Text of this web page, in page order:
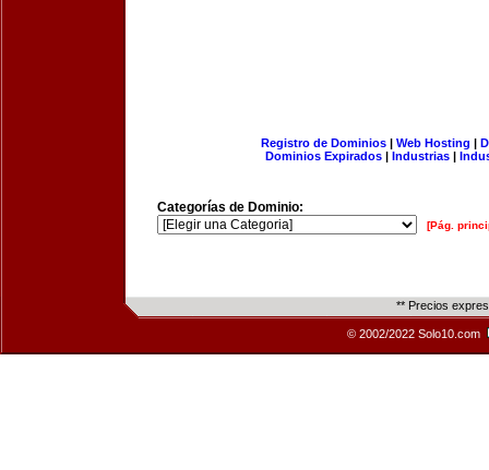
Registro de Dominios| Web Hosting |
Dominios Expirados | Industrias |
Categorías de Dominio:
[Pág.
** Precios
© 2002/2022 Solo10.com